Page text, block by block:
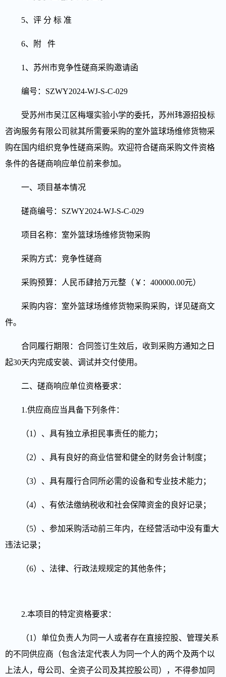
5、评 分 标 准
6、附 件
1、苏州市竞争性磋商采购邀请函
编号：SZWY2024-WJ-S-C-029
受苏州市吴江区梅堰实验小学的委托，苏州玮源招投标
咨询服务有限公司就其所需要采购的室外篮球场维修货物采
购在国内组织竞争性磋商采购。欢迎符合磋商采购文件资格
条件的各磋商响应单位前来参加。
一、 项目基本情况
磋商编号： SZWY2024-WJ-S-C-029
项目名称：室外篮球场维修货物采购
采购方式：竞争性磋商
采购预算：人民币肆拾万元整（￥： 400000.00元）
采购内容：室外篮球场维修货物采购采购， 详见磋商文
件。
合同履行期限：合同签订生效后，收到采购方通知之日
起30天内完成安装、调试并交付使用。
二、 磋商响应单位资格要求：
1.供应商应当具备下列条件：
（1）、具有独立承担民事责任的能力；
（2）、具有良好的商业信誉和健全的财务会计制度；
（3）、具有履行合同所必需的设备和专业技术能力；
（4）、有依法缴纳税收和社会保障资金的良好记录；
（5）、参加采购活动前三年内，在经营活动中没有重大
违法记录；
（6）、法律、行政法规规定的其他条件；
2.本项目的特定资格要求：
（1）单位负责人为同一人或者存在直接控股、管理关系
的不同供应商（包含法定代表人为同一个人的两个及两个以
上法人，母公司、全资子公司及其控股公司），不得参加同